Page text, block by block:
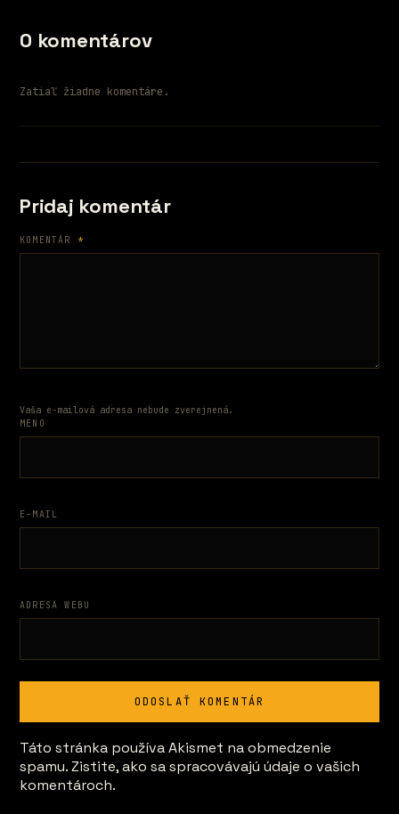
0 komentárov
Zatiaľ žiadne komentáre.
Pridaj komentár
KOMENTÁR *
Vaša e-mailová adresa nebude zverejnená.
MENO
E-MAIL
ADRESA WEBU
Táto stránka používa Akismet na obmedzenie
spamu.Zistite, ako sa spracovávajú údaje o vašich
komentároch.